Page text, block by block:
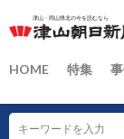
HOME 特集